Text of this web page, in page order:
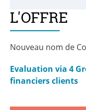
L'OFFRE
Nouveau nom de
Evaluation via 4
financiers clients